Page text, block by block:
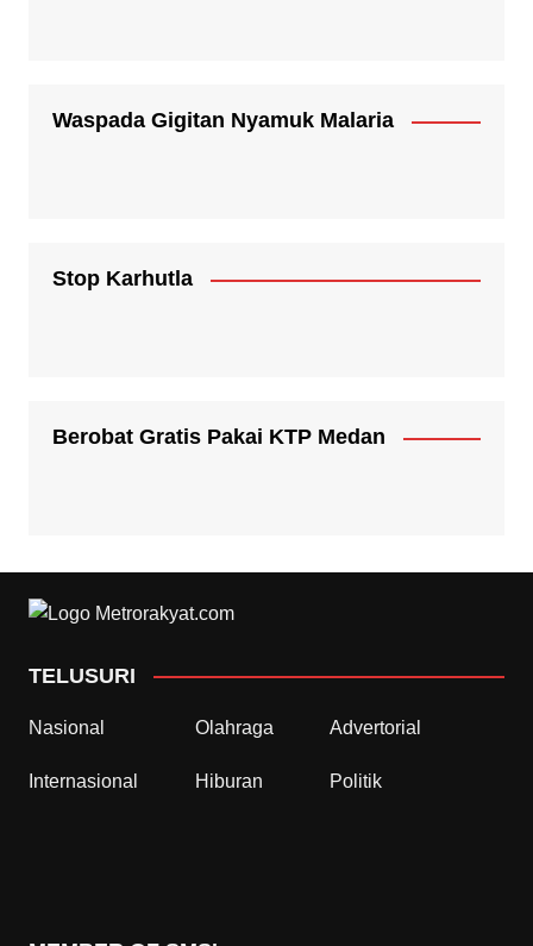
Waspada Gigitan Nyamuk Malaria
Stop Karhutla
Berobat Gratis Pakai KTP Medan
TELUSURI
Nasional Olahraga Advertorial
Internasional Hiburan Politik